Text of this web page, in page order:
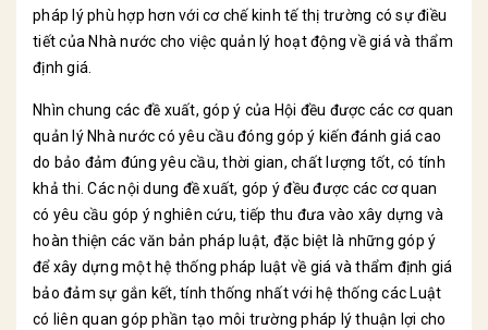
pháp lý phù hợp hơn với cơ chế kinh tế thị trường có sự điều
tiết của Nhà nước cho việc quản lý hoạt động về giá và thẩm
định giá.
Nhìn chung các đề xuất, góp ý của Hội đều được các cơ quan
quản lý Nhà nước có yêu cầu đóng góp ý kiến đánh giá cao
do bảo đảm đúng yêu cầu, thời gian, chất lượng tốt, có tính
khả thi. Các nội dung đề xuất, góp ý đều được các cơ quan
có yêu cầu góp ý nghiên cứu, tiếp thu đưa vào xây dựng và
hoàn thiện các văn bản pháp luật, đặc biệt là những góp ý
để xây dựng một hệ thống pháp luật về giá và thẩm định giá
bảo đảm sự gắn kết, tính thống nhất với hệ thống các Luật
có liên quan góp phần tạo môi trường pháp lý thuận lợi cho